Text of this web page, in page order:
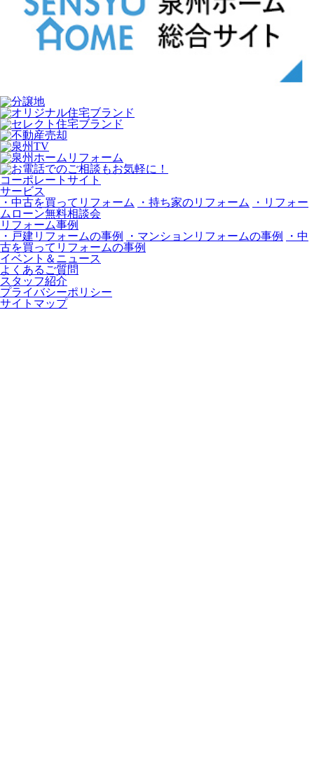
コーポレートサイト
サービス
・中古を買ってリフォーム
・持ち家のリフォーム
・リフォー
ムローン無料相談会
リフォーム事例
・戸建リフォームの事例
・マンションリフォームの事例
・中
古を買ってリフォームの事例
イベント＆ニュース
よくあるご質問
スタッフ紹介
プライバシーポリシー
サイトマップ